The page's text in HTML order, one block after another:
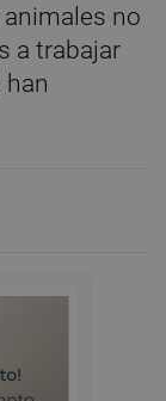
no
a trabajar
han